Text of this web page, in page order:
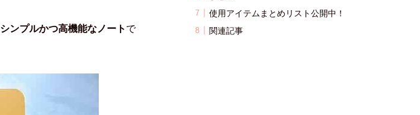
シンプルかつ高機能なノート で
使用アイテムまとめリスト公開中！
関連記事